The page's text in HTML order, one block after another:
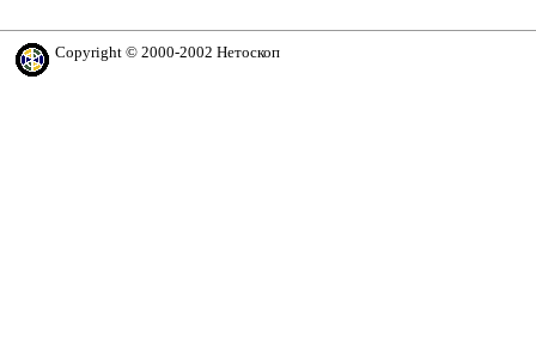
Copyright © 2000-2002 Нетоскоп